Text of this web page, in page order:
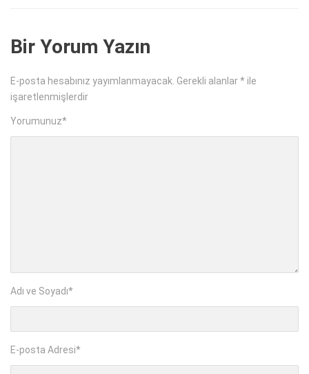
Bir Yorum Yazın
E-posta hesabınız yayımlanmayacak. Gerekli alanlar* ile
işaretlenmişlerdir
Yorumunuz*
Adı ve Soyadı*
E-posta Adresi*